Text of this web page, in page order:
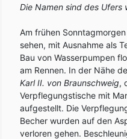
Die Namen sind des Ufers
Am frühen
sehen, mit Ausnahme als
Bau von Wasserpumpen
am Rennen. In der Nähe
Karl II. von Braunschweig,
Verpflegungstische mit
aufgestellt. Die
Becher wurden auf den
verloren gehen.